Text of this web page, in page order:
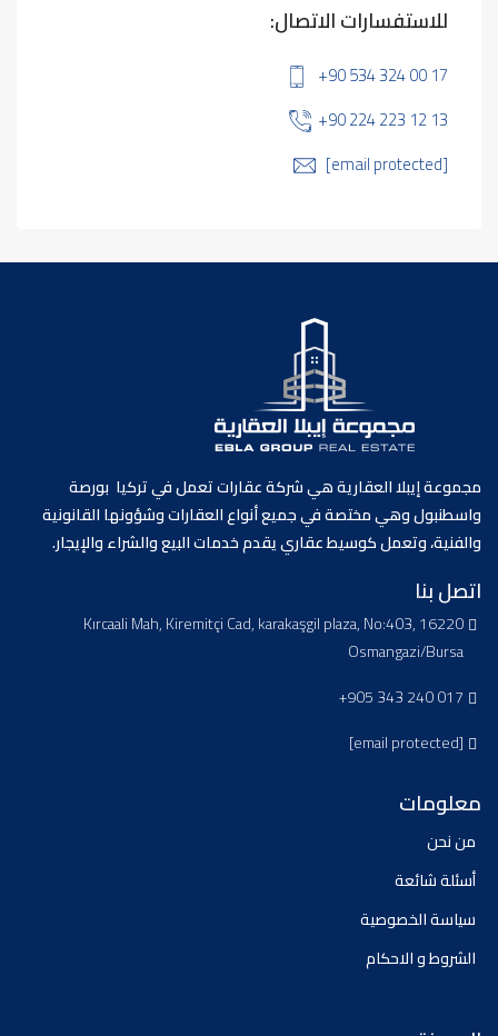
للاستفسارات الاتصال:
+90 534 324 00 17
+90 224 223 12 13
[email protected]
مجموعة إيبلا العقارية هي شركة عقارات تعمل في تركيا بورصة
واسطنبول وهي مختصة في جميع أنواع العقارات وشؤونها القانونية
والفنية، وتعمل كوسيط عقاري يقدم خدمات البيع والشراء والإيجار.
اتصل بنا
Kırcaali Mah, Kiremitçi Cad, karakaşgil plaza, No:403, 16220
Osmangazi/Bursa
+905 343 240 017
[email protected]
معلومات
من نحن
أسئلة شائعة
سياسة الخصوصية
الشروط و الاحكام